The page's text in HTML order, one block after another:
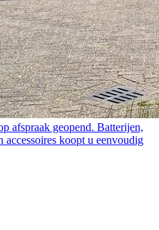
afspraak geopend. Batterijen,
accessoires koopt u eenvoudig